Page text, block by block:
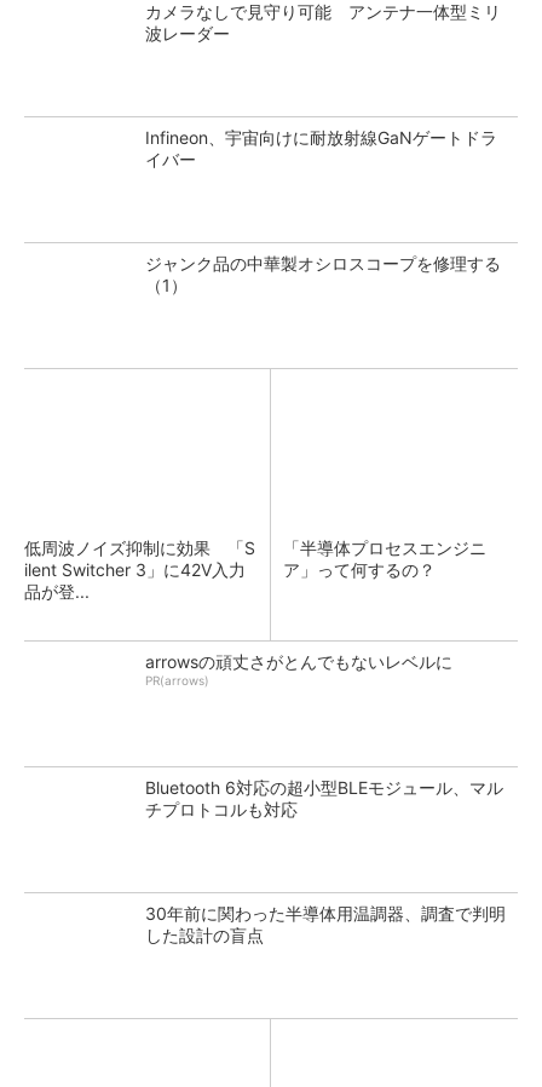
カメラなしで見守り可能 アンテナ一体型ミリ
波レーダー
Infineon、宇宙向けに耐放射線GaNゲートドラ
イバー
ジャンク品の中華製オシロスコープを修理する
（1）
低周波ノイズ抑制に効果 「S
ilent Switcher 3」に42V入力
品が登...
「半導体プロセスエンジニ
ア」って何するの？
arrowsの頑丈さがとんでもないレベルに
PR(arrows)
Bluetooth 6対応の超小型BLEモジュール、マル
チプロトコルも対応
30年前に関わった半導体用温調器、調査で判明
した設計の盲点